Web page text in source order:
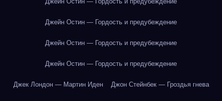
Джейн Остин — Гордость и предубеждение
Джейн Остин — Гордость и предубеждение
Джейн Остин — Гордость и предубеждение
Джек Лондон — Мартин Иден Джон Стейнбек — Гроздья гнева